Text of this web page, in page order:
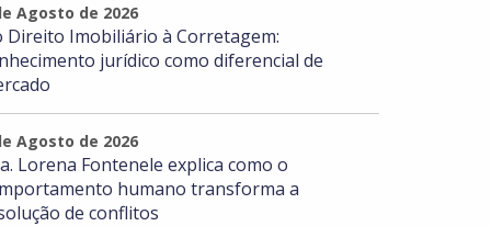
Agosto de 2026
Direito Imobiliário à Corretagem:
jurídico como diferencial de
Agosto de 2026
Lorena Fontenele explica como o
humano transforma a
de conflitos